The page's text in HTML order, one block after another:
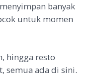
banyak
untuk momen
hingga resto
semua ada di sini.